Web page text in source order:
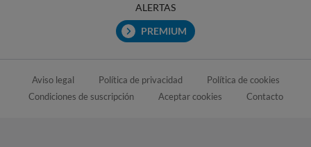
ALERTAS
PREMIUM
Aviso legal Política de privacidad
Política de cookies
Condiciones de suscripción
Aceptar cookies Contacto